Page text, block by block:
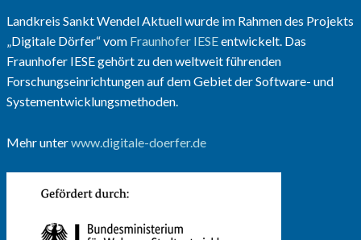
Landkreis Sankt Wendel Aktuell wurde im Rahmen des Projekts
„Digitale Dörfer“ vom Fraunhofer IESEentwickelt. Das
Fraunhofer IESE gehört zu den weltweit führenden
Forschungseinrichtungen auf dem Gebiet der Software- und
Systementwicklungsmethoden.
Mehr unterwww.digitale-doerfer.de